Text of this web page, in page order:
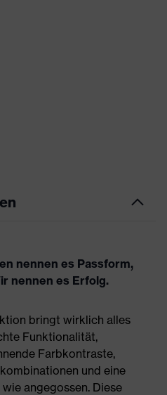
nennen es Passform,
nennen es Erfolg.
bringt wirklich alles
Funktionalität,
Farbkontraste,
und eine
angegossen. Diese